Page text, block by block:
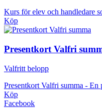
Kurs för elev och handledare
Köp
Presentkort Valfri
Valfritt belopp
Presentkort Valfri summa -
Köp
Facebook